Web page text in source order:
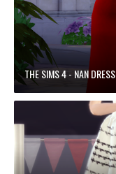
THE SIMS 4 - NAN DRESS